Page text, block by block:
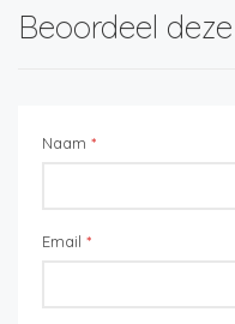
Beoordeel
Naam *
Email *